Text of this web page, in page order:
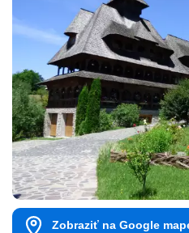
Zobraziť na Google